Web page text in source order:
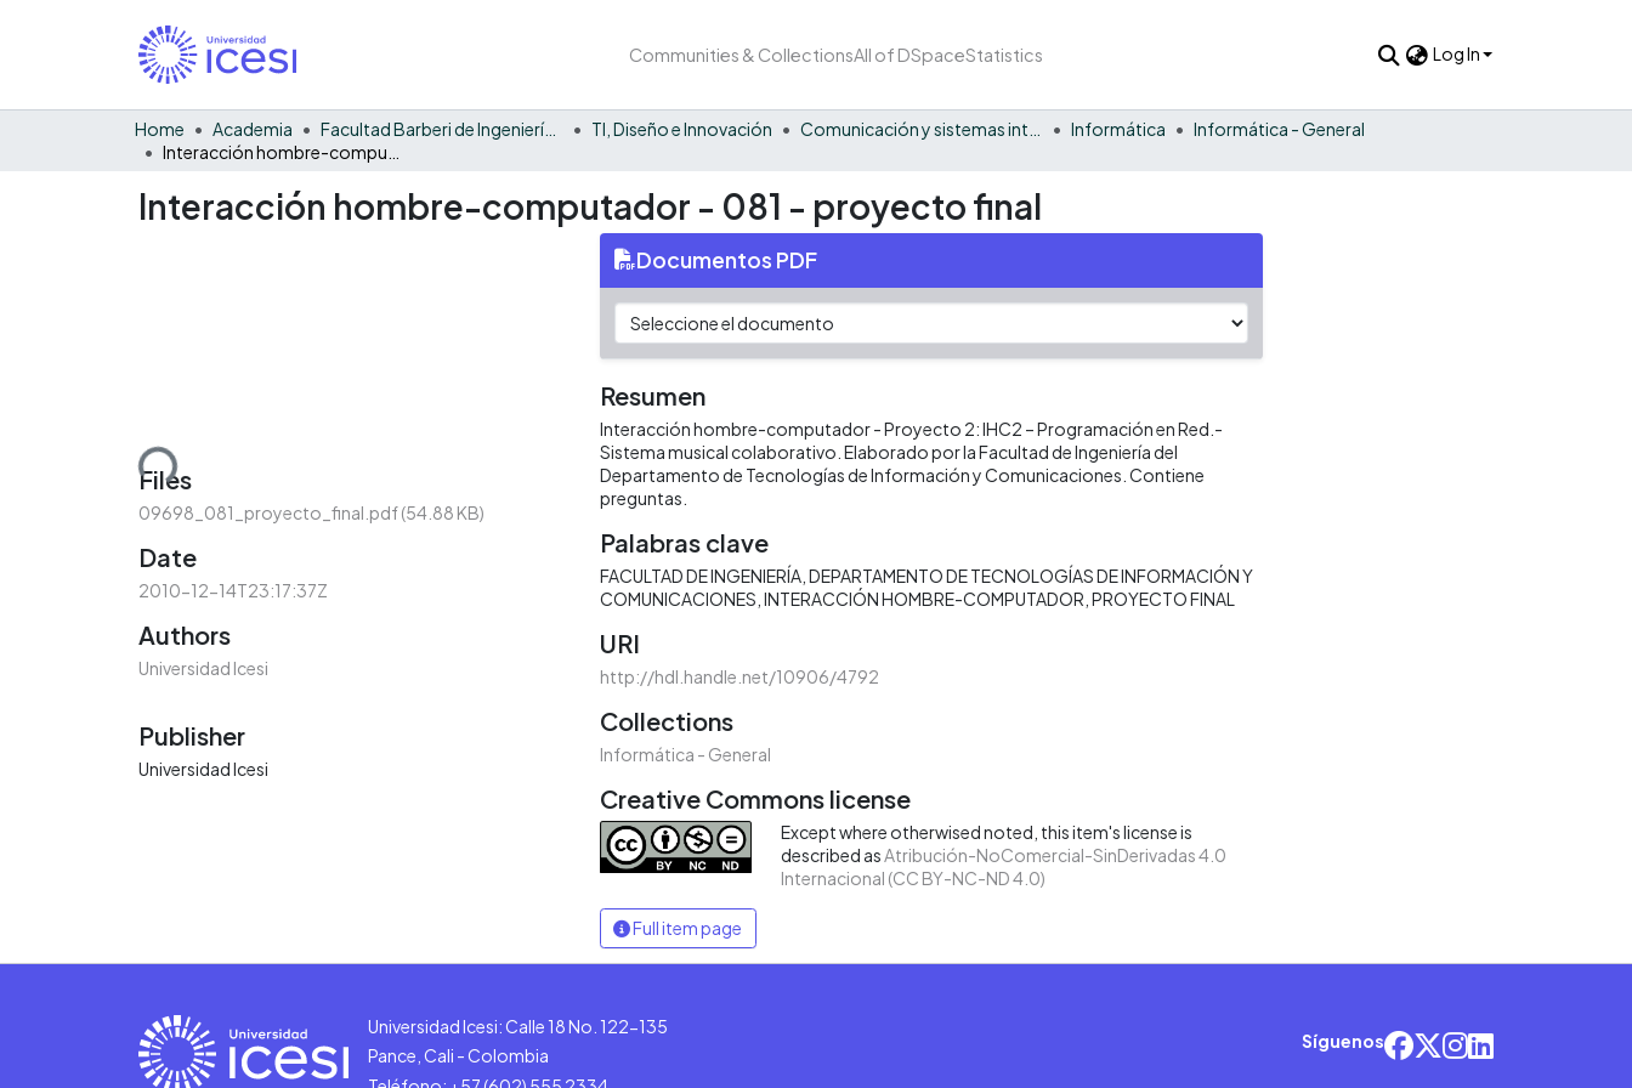
Communities & CollectionsAll of DSpaceStatistics Log In
Home Academia Facultad Barberi de Ingeniería, Diseño y Ciencias Aplicadas TI, Diseño e Innovación Informática
Informática - General
Interacción hombre-computador - 081 - proyecto final
Loading...
Files
09698_081_proyecto_final.pdf(54.88 KB)
Date
2010-12-14T23:17:37Z
Authors
Universidad Icesi
Publisher
Universidad Icesi
Documentos PDF
Resumen
Interacción hombre-computador - Proyecto 2: IHC2 – Programación en Red.-
Sistema musical colaborativo. Elaborado por la Facultad de Ingeniería del
Departamento de Tecnologías de Información y Comunicaciones. Contiene
preguntas.
Palabras clave
FACULTAD DE INGENIERÍA DEPARTAMENTO DE TECNOLOGÍAS DE INFORMACIÓN Y
COMUNICACIONES INTERACCIÓN HOMBRE-COMPUTADOR PROYECTO FINAL
URI
http://hdl.handle.net/10906/4792
Collections
Informática - General
Creative Commons license
Except where otherwised noted, this item's license is
described as Atribución-NoComercial-SinDerivadas 4.0
Internacional (CC BY-NC-ND 4.0)
Full item page
Universidad Icesi: Calle 18 No. 122-135
Pance, Cali - Colombia
Síguenos